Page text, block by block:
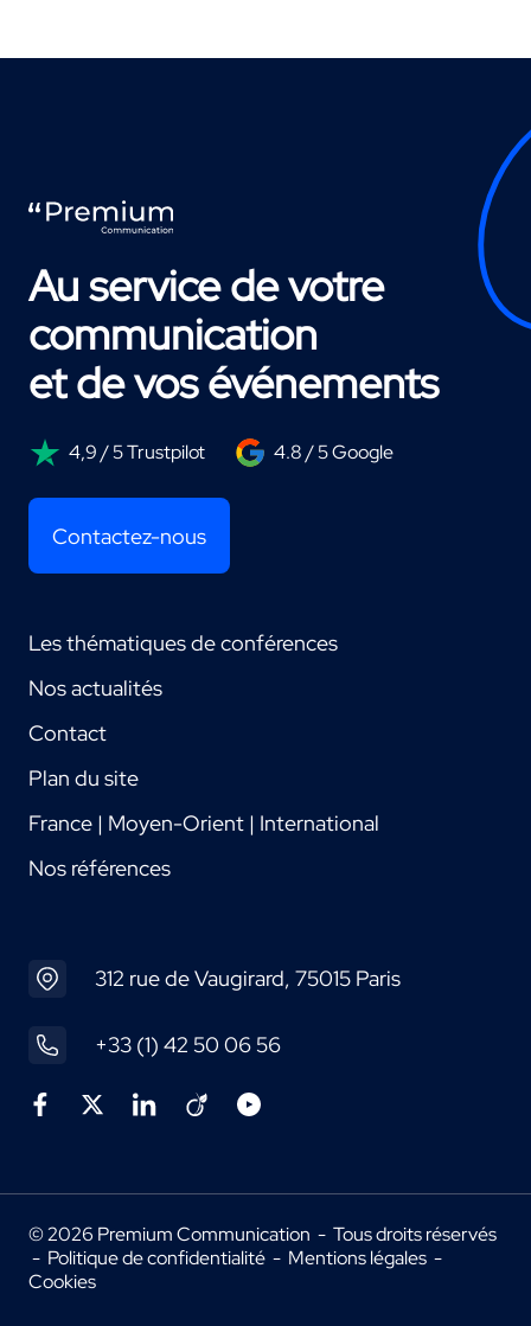
Au service de votre
communication
et de vos événements
4,9 / 5 Trustpilot 4.8 / 5 Google
Contactez-nous
Les thématiques de conférences
Nos actualités
Contact
Plan du site
France | Moyen-Orient | International
Nos références
312 rue de Vaugirard, 75015 Paris
+33 (1) 42 50 06 56
© 2026 Premium Communication - Tous droits réservés
- Politique de confidentialité - Mentions légales -
Cookies